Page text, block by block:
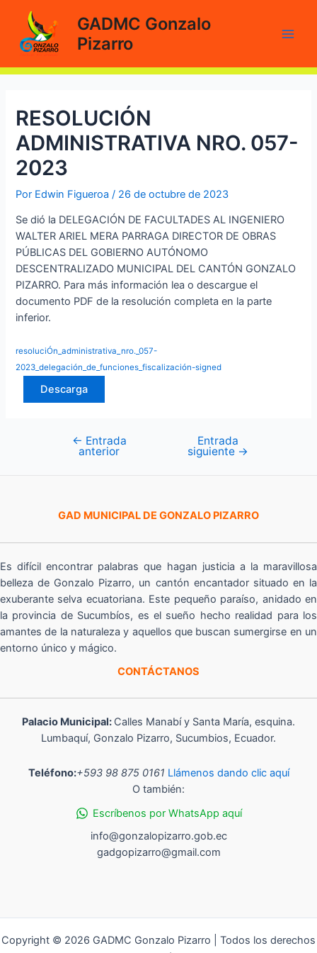
contenido
GADMC Gonzalo
Pizarro
RESOLUCIÓN
ADMINISTRATIVA NRO. 057-
2023
Por Edwin Figueroa/ 26 de octubre de 2023
Se dió la DELEGACIÓN DE FACULTADES AL INGENIERO
WALTER ARIEL MERA PARRAGA DIRECTOR DE OBRAS
PÚBLICAS DEL GOBIERNO AUTÓNOMO
DESCENTRALIZADO MUNICIPAL DEL CANTÓN GONZALO
PIZARRO. Para más información lea o descargue el
documento PDF de la resolución completa en la parte
inferior.
resoluciÓn_administrativa_nro._057-
2023_delegación_de_funciones_fiscalización-signed
Descarga
Navegación
← Entrada
anterior
Entrada
siguiente →
GAD MUNICIPAL DE GONZALO PIZARRO
Es difícil encontrar palabras que hagan justicia a la maravillosa
belleza de Gonzalo Pizarro, un cantón encantador situado en la
exuberante selva ecuatoriana. Este pequeño paraíso, anidado en
la provincia de Sucumbíos, es el sueño hecho realidad para los
amantes de la naturaleza y aquellos que buscan sumergirse en un
entorno único y mágico.
CONTÁCTANOS
Palacio Municipal: Calles Manabí y Santa María, esquina.
Lumbaquí, Gonzalo Pizarro, Sucumbios, Ecuador.
Teléfono:+593 98 875 0161 Llámenos dando clic aquí
O también:
Escríbenos por WhatsApp aquí
info@gonzalopizarro.gob.ec
gadgopizarro@gmail.com
Copyright © 2026 GADMC Gonzalo Pizarro | Todos los derechos